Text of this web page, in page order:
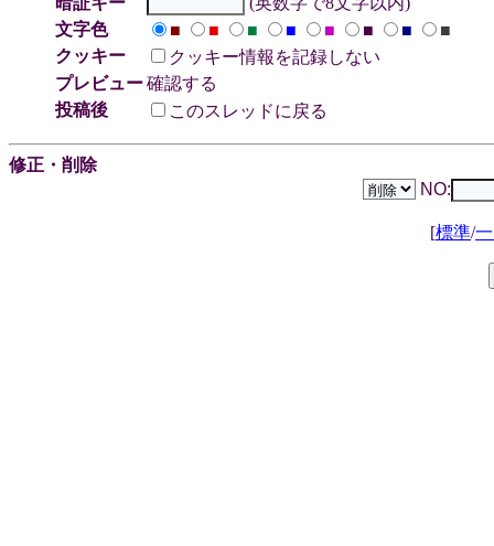
文字色
■ ■ ■ ■ ■ ■ ■
■
クッキー
クッキー情報を記録しない
プレビュー確認する
投稿後
このスレッドに戻る
修正・削除
NO:
[標準/